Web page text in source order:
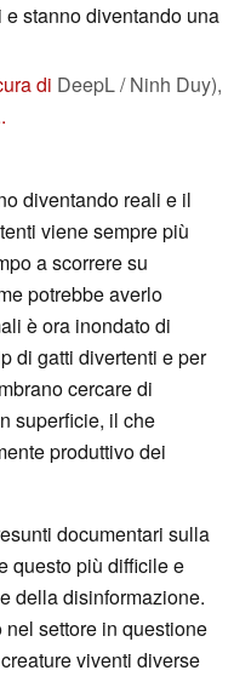
stanno diventando una
di DeepL / Ninh Duy),
diventando reali e il
viene sempre più
a scorrere su
potrebbe averlo
è ora inondato di
di gatti divertenti e per
cercare di
superficie, il che
produttivo dei
documentari sulla
questo più difficile e
della disinformazione.
settore in questione
viventi diverse